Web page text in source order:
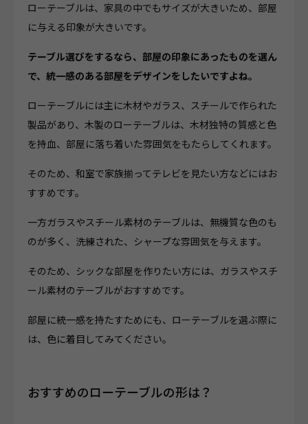
ローテーブルは、家具の中でもサイズが大きいため、部屋
に与える印象が大きいです。
テーブル選びをするなら、部屋の印象にあったものを選ん
で、統一感のある部屋をデザインをしたいですよね。
ローテーブルには主に木材やガラス、スチールで作られた
製品があり、木製のローテーブルは、木材独特の質感と色
を持血、部屋に落ち着いた雰囲気をもたらしてくれます。
そのため、和室で家族揃ってテレビを見たい方などにはお
すすめです。
一方ガラスやスチール素材のテーブルは、無機質な色のも
のが多く、洗練された、シャープな雰囲気を与えます。
そのため、シックな部屋を作りたい方には、ガラスやスチ
ール素材のテーブルがおすすめです。
部屋に統一感を持たすためにも、ローテーブルを選ぶ際に
は、色に着目してみてください。
おすすめのローテーブルの形は？